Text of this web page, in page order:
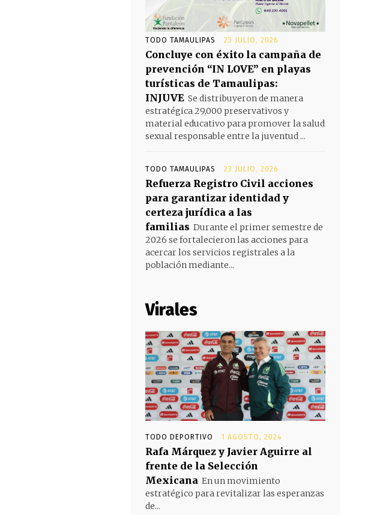
TODO TAMAULIPAS 23 JULIO, 2026
Concluye con éxito la campaña de
prevención “IN LOVE” en playas
turísticas de Tamaulipas:
INJUVE Se distribuyeron de manera
estratégica 29,000 preservativos y
material educativo para promover la salud
sexual responsable entre la juventud ...
TODO TAMAULIPAS 23 JULIO, 2026
Refuerza Registro Civil acciones
para garantizar identidad y
certeza jurídica a las
familias Durante el primer semestre de
2026 se fortalecieron las acciones para
acercar los servicios registrales a la
población mediante...
Virales
TODO DEPORTIVO 1 AGOSTO, 2024
Rafa Márquez y Javier Aguirre al
frente de la Selección
Mexicana En un movimiento
estratégico para revitalizar las esperanzas
de...